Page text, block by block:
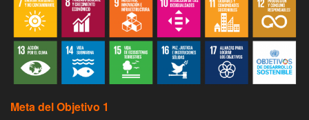
Meta del Objetivo 1